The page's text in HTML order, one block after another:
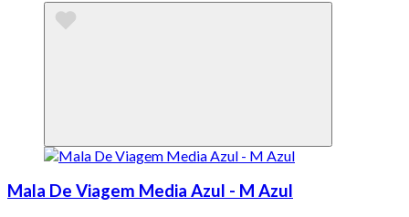
Mala De Viagem Media Azul - M Azul